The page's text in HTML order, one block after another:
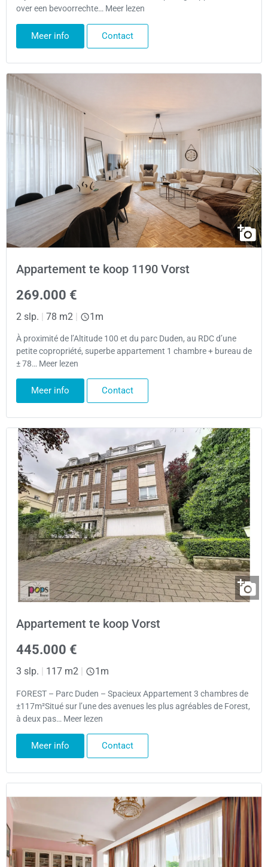
over een bevoorrechte… Meer lezen
Meer info Contact
Appartement te koop 1190 Vorst
269.000 €
2 slp. | 78 m2 | 1m
À proximité de l’Altitude 100 et du parc Duden, au RDC d’une
petite copropriété, superbe appartement 1 chambre + bureau de
± 78… Meer lezen
Meer info Contact
Appartement te koop Vorst
445.000 €
3 slp. 117 m2 1m
FOREST – Parc Duden – Spacieux Appartement 3 chambres de
±117m²Situé sur l’une des avenues les plus agréables de Forest,
à deux pas… Meer lezen
Meer info Contact